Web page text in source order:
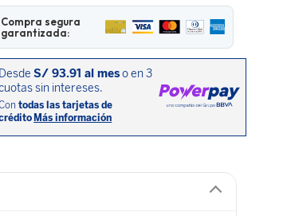
Compra segura
garantizada: